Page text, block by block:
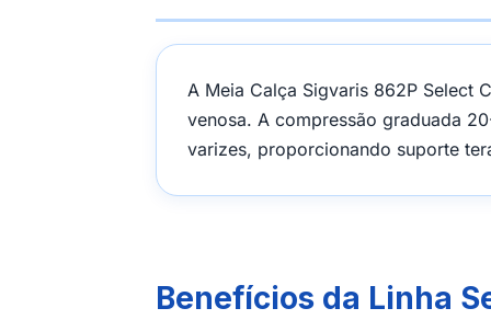
A Meia Calça Sigvaris 862P Select
venosa. A compressão graduada
varizes, proporcionando suporte
Benefícios da Linha